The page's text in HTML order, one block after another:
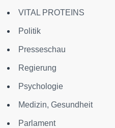
VITAL PROTEINS
Politik
Presseschau
Regierung
Psychologie
Medizin, Gesundheit
Parlament